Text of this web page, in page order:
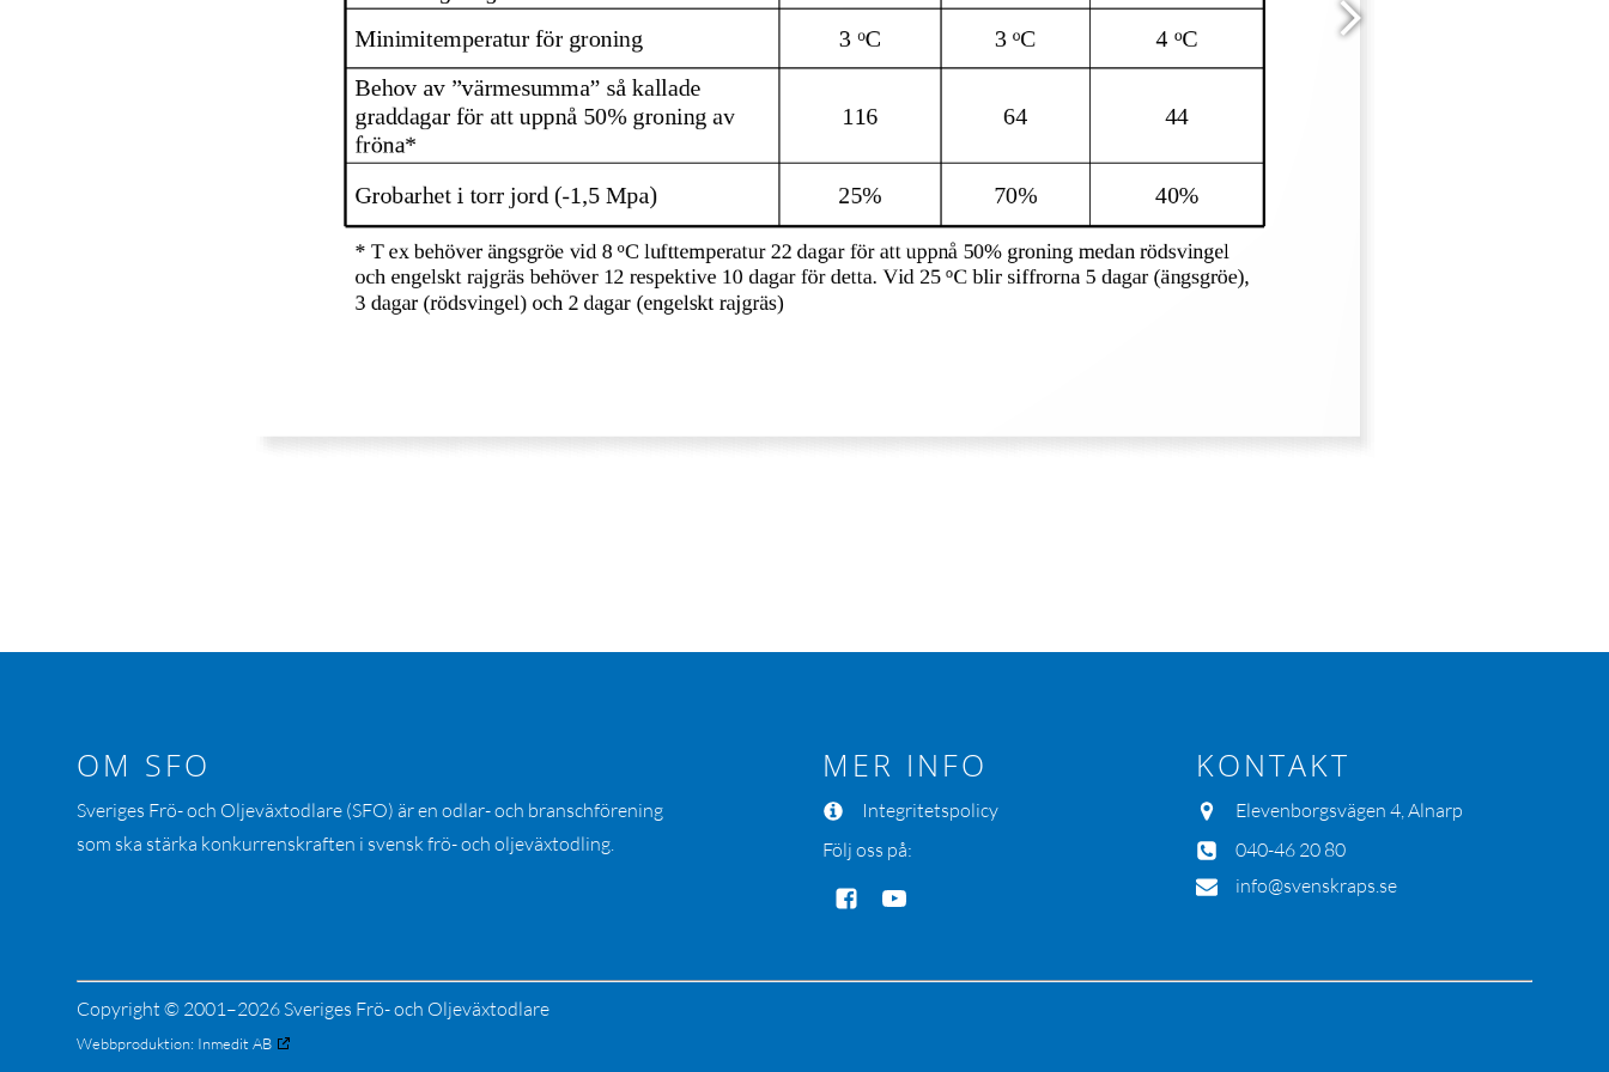
OM SFO
Sveriges Frö- och Oljeväxtodlare (SFO) är en odlar- och branschförening
som ska stärka konkurrenskraften i svensk frö- och oljeväxtodling.
MER INFO
Integritetspolicy
Följ oss på:
KONTAKT
Elevenborgsvägen 4, Alnarp
040-46 20 80
info@svenskraps.se
Copyright © 2001–2026 Sveriges Frö- och Oljeväxtodlare
Webbproduktion: Inmedit AB